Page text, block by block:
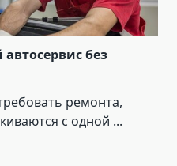
без
ремонта,
с одной ...